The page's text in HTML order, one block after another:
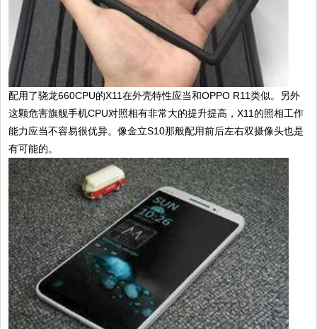
配用了骁龙660CPU的X11在外壳特性应当和OPPO R11类似。另外
这颗危害旗舰手机CPU对照相有非常大的提升提高，X11的照相工作
能力应当不容易很优异。像金立S10那般配用前后左右双摄像头也是
有可能的。